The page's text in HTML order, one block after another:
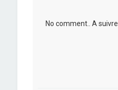
No comment.. A suivre..